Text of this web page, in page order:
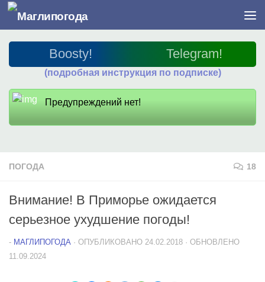
Перейти к содержимому
Boosty! Telegram!
(подробная инструкция по подписке)
Предупреждений нет!
ПОГОДА 18
Внимание! В Приморье ожидается
серьезное ухудшение погоды!
- МАГЛИПОГОДА · ОПУБЛИКОВАНО 24.02.2018 · ОБНОВЛЕНО
11.09.2024